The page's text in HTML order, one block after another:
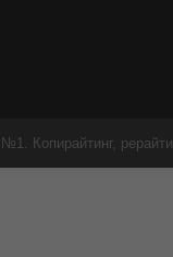
Копирайтинг,